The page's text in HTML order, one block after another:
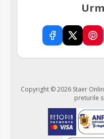
Copyright © 2026 Staer
preturile